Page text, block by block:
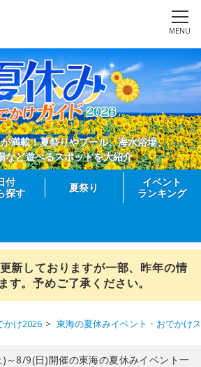
MENU
満載！夏祭りやプール、海水浴場、
など遊べるスポットを大紹介
付
探す
夏祭り
イベント
ランキング
新しておりますが一部、昨年の情
す。予めご了承ください。
かけ2026 東海の夏休みイベント・おでかけ
～8/9(日)開催の東海の夏休みイベント一